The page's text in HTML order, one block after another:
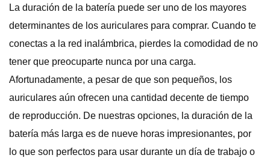
La duración de la batería puede ser uno de los mayores
determinantes de los auriculares para comprar. Cuando te
conectas a la red inalámbrica, pierdes la comodidad de no
tener que preocuparte nunca por una carga.
Afortunadamente, a pesar de que son pequeños, los
auriculares aún ofrecen una cantidad decente de tiempo
de reproducción. De nuestras opciones, la duración de la
batería más larga es de nueve horas impresionantes, por
lo que son perfectos para usar durante un día de trabajo o